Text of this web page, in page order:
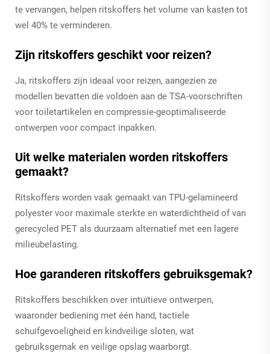
te vervangen, helpen ritskoffers het volume van kasten tot
wel 40% te verminderen.
Zijn ritskoffers geschikt voor reizen?
Ja, ritskoffers zijn ideaal voor reizen, aangezien ze
modellen bevatten die voldoen aan de TSA-voorschriften
voor toiletartikelen en compressie-geoptimaliseerde
ontwerpen voor compact inpakken.
Uit welke materialen worden ritskoffers
gemaakt?
Ritskoffers worden vaak gemaakt van TPU-gelamineerd
polyester voor maximale sterkte en waterdichtheid of van
gerecycled PET als duurzaam alternatief met een lagere
milieubelasting.
Hoe garanderen ritskoffers gebruiksgemak?
Ritskoffers beschikken over intuïtieve ontwerpen,
waaronder bediening met één hand, tactiele
schuifgevoeligheid en kindveilige sloten, wat
gebruiksgemak en veilige opslag waarborgt.